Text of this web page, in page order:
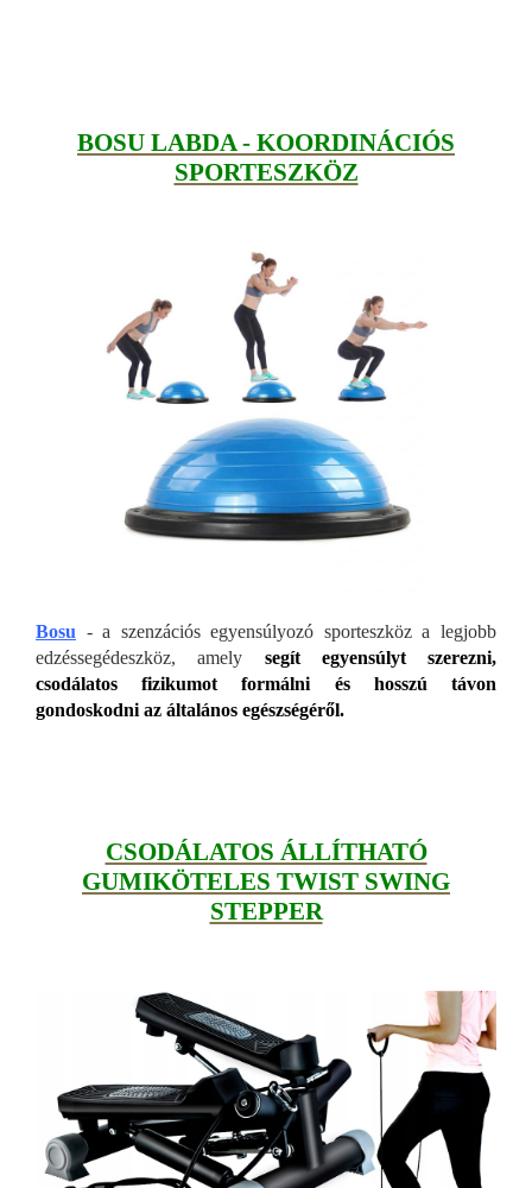
BOSU LABDA - KOORDINÁCIÓS
SPORTESZKÖZ
Bosu - a szenzációs egyensúlyozó sporteszköz a legjobb
edzéssegédeszköz, amely segít egyensúlyt szerezni,
csodálatos fizikumot formálni és hosszú távon
gondoskodni az általános egészségéről.
CSODÁLATOS ÁLLÍTHATÓ
GUMIKÖTELES TWIST SWING
STEPPER